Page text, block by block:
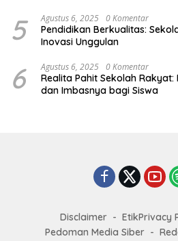
5 Agustus 6, 2025 0 Komentar
Pendidikan Berkualitas:
Inovasi Unggulan
6 Agustus 6, 2025 0 Komentar
Realita Pahit Sekolah
dan Imbasnya bagi Siswa
Disclaimer EtikPrivacy
Pedoman Media Siber